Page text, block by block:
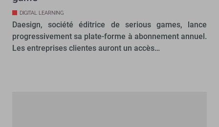
DIGITAL LEARNING
Daesign, société éditrice de serious games, lance
progressivement sa plate-forme à abonnement annuel.
Les entreprises clientes auront un accès…